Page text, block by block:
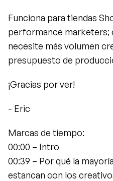
Funciona para tiendas
performance marketers;
necesite más volumen
presupuesto de
¡Gracias por ver!
- Eric
Marcas de tiempo:
00:00 – Intro
00:39 – Por qué la
estancan con los